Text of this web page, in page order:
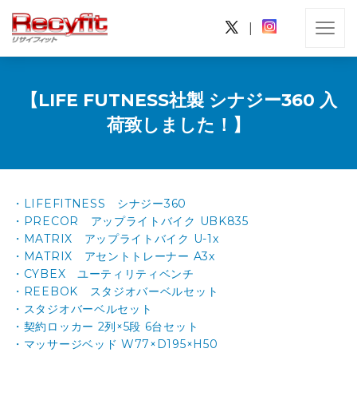
【LIFE FUTNESS社製 シナジー360 入
荷致しました！】
・LIFEFITNESS シナジー360
・PRECOR アップライトバイク UBK835
・MATRIX アップライトバイク U-1x
・MATRIX アセントトレーナー A3x
・CYBEX ユーティリティベンチ
・REEBOK スタジオバーベルセット
・スタジオバーベルセット
・契約ロッカー 2列×5段 6台セット
・マッサージベッド W77×D195×H50